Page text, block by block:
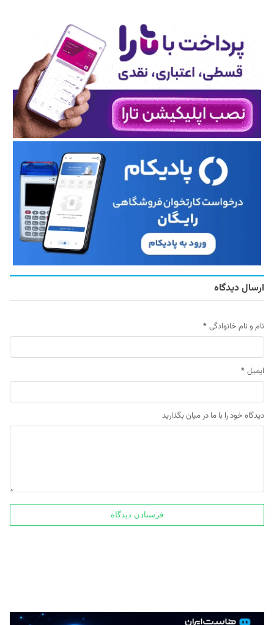
ارسال دیدگاه
نام و نام خانوادگی *
ایمیل *
دیدگاه خود را با ما در میان بگذارید